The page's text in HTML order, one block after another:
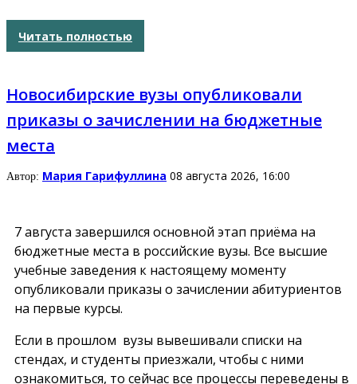
Читать полностью
Новосибирские вузы опубликовали
приказы о зачислении на бюджетные
места
Автор: Мария Гарифуллина 08 августа 2026, 16:00
7 августа завершился основной этап приёма на
бюджетные места в российские вузы. Все высшие
учебные заведения к настоящему моменту
опубликовали приказы о зачислении абитуриентов
на первые курсы.
Если в прошлом вузы вывешивали списки на
стендах, и студенты приезжали, чтобы с ними
ознакомиться, то сейчас все процессы переведены в